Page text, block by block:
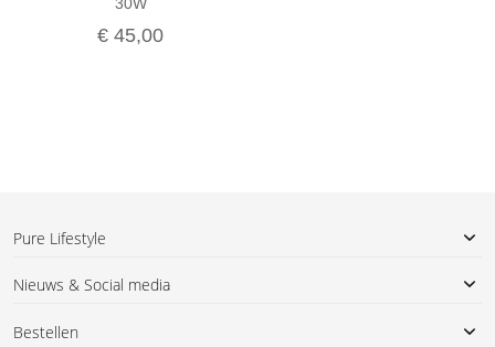
€ 45,00
Pure Lifestyle
Nieuws & Social media
Bestellen